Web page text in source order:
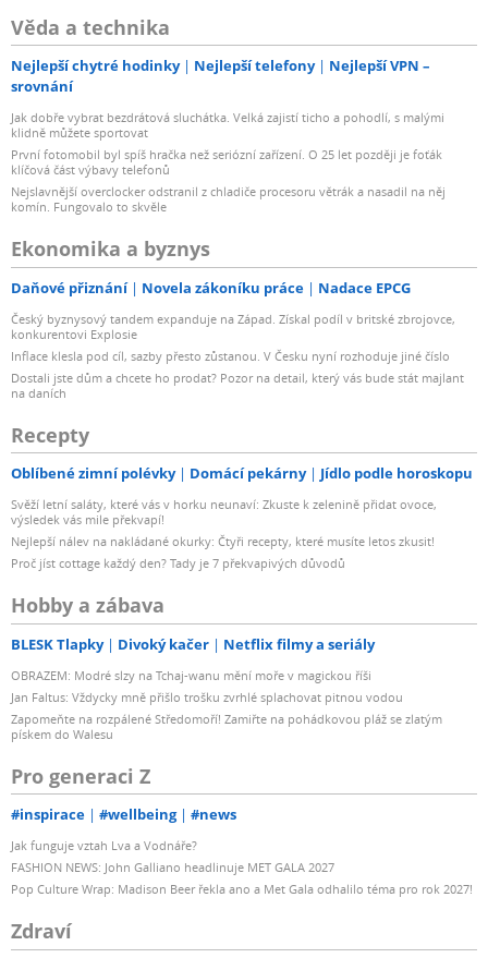
Věda a technika
Nejlepší chytré hodinky Nejlepší telefony
Nejlepší VPN –
srovnání
Jak dobře vybrat bezdrátová sluchátka. Velká zajistí ticho a pohodlí, s malými
klidně můžete sportovat
První fotomobil byl spíš hračka než seriózní zařízení. O 25 let později je foťák
klíčová část výbavy telefonů
Nejslavnější overclocker odstranil z chladiče procesoru větrák a nasadil na něj
komín. Fungovalo to skvěle
Ekonomika a byznys
Daňové přiznání Novela zákoníku práce Nadace EPCG
Český byznysový tandem expanduje na Západ. Získal podíl v britské zbrojovce,
konkurentovi Explosie
Inflace klesla pod cíl, sazby přesto zůstanou. V Česku nyní rozhoduje jiné číslo
Dostali jste dům a chcete ho prodat? Pozor na detail, který vás bude stát majlant
na daních
Recepty
Oblíbené zimní polévky Domácí pekárny Jídlo podle horoskopu
Svěží letní saláty, které vás v horku neunaví: Zkuste k zelenině přidat ovoce,
výsledek vás mile překvapí!
Nejlepší nálev na nakládané okurky: Čtyři recepty, které musíte letos zkusit!
Proč jíst cottage každý den? Tady je 7 překvapivých důvodů
Hobby a zábava
BLESK Tlapky Divoký kačer Netflix filmy a seriály
OBRAZEM: Modré slzy na Tchaj-wanu mění moře v magickou říši
Jan Faltus: Vždycky mně přišlo trošku zvrhlé splachovat pitnou vodou
Zapomeňte na rozpálené Středomoří! Zamiřte na pohádkovou pláž se zlatým
pískem do Walesu
Pro generaci Z
#inspirace #wellbeing #news
Jak funguje vztah Lva a Vodnáře?
FASHION NEWS: John Galliano headlinuje MET GALA 2027
Pop Culture Wrap: Madison Beer řekla ano a Met Gala odhalilo téma pro rok 2027!
Zdraví